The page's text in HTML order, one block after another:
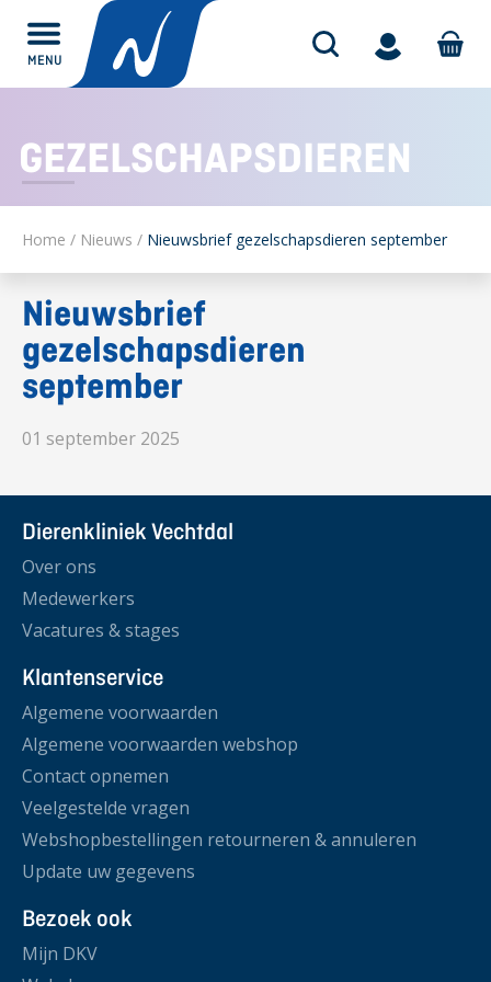
MENU
GEZELSCHAPSDIEREN
Home / Nieuws / Nieuwsbrief gezelschapsdieren september
Nieuwsbrief
gezelschapsdieren
september
01 september 2025
Dierenkliniek Vechtdal
Over ons
Medewerkers
Vacatures & stages
Klantenservice
Algemene voorwaarden
Algemene voorwaarden webshop
Contact opnemen
Veelgestelde vragen
Webshopbestellingen retourneren & annuleren
Update uw gegevens
Bezoek ook
Mijn DKV